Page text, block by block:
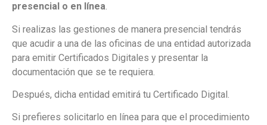
presencial o en línea.
Si realizas las gestiones de manera presencial tendrás
que acudir a una de las oficinas de una entidad autorizada
para emitir Certificados Digitales y presentar la
documentación que se te requiera.
Después, dicha entidad emitirá tu Certificado Digital.
Si prefieres solicitarlo en línea para que el procedimiento